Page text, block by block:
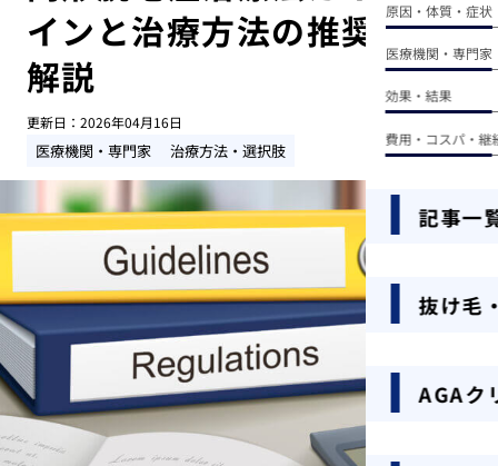
原因・体質・症状
医療機関・専門家
効果・結果
費用・コスパ・継
記事一
抜け毛
AGAク
インと治療方法の推奨度を
解説
更新日： 2026年04月16日
医療機関・専門家 治療方法・選択肢